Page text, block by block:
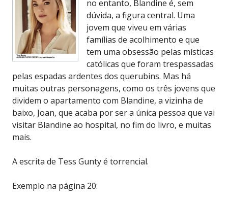
no entanto, Blandine é, sem
dúvida, a figura central. Uma
jovem que viveu em várias
famílias de acolhimento e que
tem uma obsessão pelas místicas
católicas que foram trespassadas
pelas espadas ardentes dos querubins. Mas há
muitas outras personagens, como os três jovens que
dividem o apartamento com Blandine, a vizinha de
baixo, Joan, que acaba por ser a única pessoa que vai
visitar Blandine ao hospital, no fim do livro, e muitas
mais.
A escrita de Tess Gunty é torrencial.
Exemplo na página 20: